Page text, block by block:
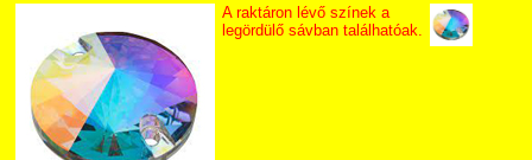
A raktáron lévő színek a
legördülő sávban találhatóak.